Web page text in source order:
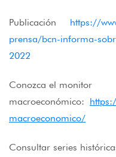
Publicación https://
prensa/bcn-informa-
2022
Conozca el monitor
macroeconómico:
macroeconomico/
Consultar series